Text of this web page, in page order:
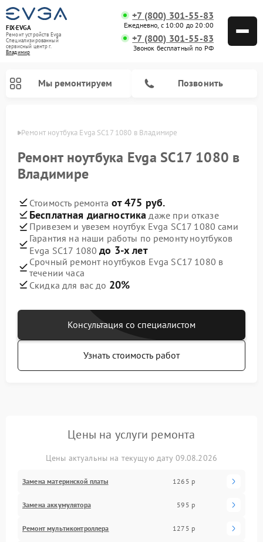
FIX-EVGA
Ремонт устройств Evga
Специализированный
cервисный центр г.
Владимир
+7 (800) 301-55-83
Ежедневно, с 10:00 до 20:00
+7 (800) 301-55-83
Звонок бесплатный по РФ
Мы ремонтируем Позвонить
Ремонт ноутбука Evga SC17 1080 в Владимире
Ремонт ноутбука Evga SC17 1080 в
Владимире
Стоимость ремонта от 475 руб.
Бесплатная диагностика даже при отказе
Привезем и увезем ноутбук Evga SC17 1080 сами
Гарантия на наши работы по ремонту ноутбуков
Evga SC17 1080до 3-х лет
Срочный ремонт ноутбуков Evga SC17 1080 в
течении часа
Скидка для вас до 20%
Консультация со специалистом
Узнать стоимость работ
Цены на услуги ремонта
Цены актуальны на текущую дату 09.08.2026
Замена материнской платы 1265 р
Замена аккумулятора 595 р
Ремонт мультиконтроллера 1275 р